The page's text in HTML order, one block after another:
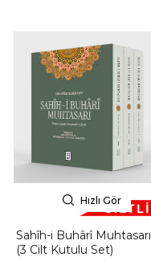
Hızlı Gör
Sahîh-i Buhârî Muhtasarı
(3 Cilt Kutulu Set)